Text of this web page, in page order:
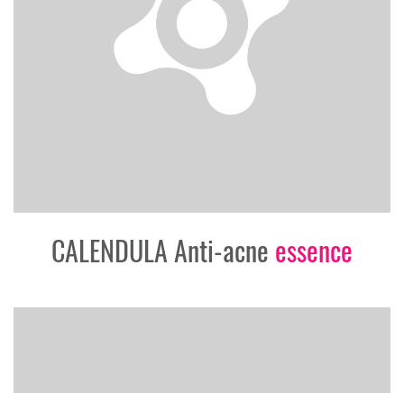
CALENDULA Anti-acne essence